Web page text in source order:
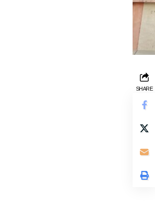
SHARE